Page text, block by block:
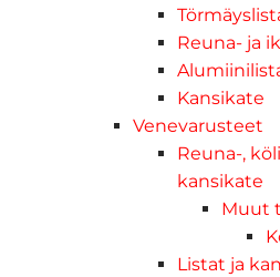
Reuna- ja
Kansikate
Venevarusteet
Reuna-,
kansikate
Muut
Listat ja